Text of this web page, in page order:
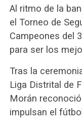
Al ritmo de la
el Torneo de
Campeones del
para ser los
Tras la
Liga Distrital de
Morán
impulsan el